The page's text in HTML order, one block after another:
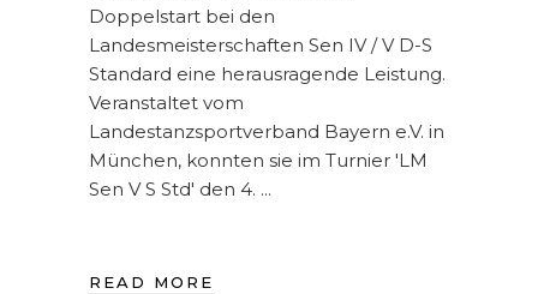
Doppelstart bei den
Landesmeisterschaften Sen IV / V D-S
Standard eine herausragende Leistung.
Veranstaltet vom
Landestanzsportverband Bayern e.V. in
München, konnten sie im Turnier 'LM
Sen V S Std' den 4.
READ MORE